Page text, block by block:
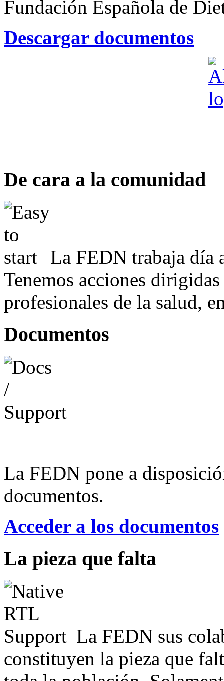
Fundación Española de
Descargar documentos
De cara a la comunidad
La FEDN trabaja día
Tenemos acciones
profesionales de la salud,
Documentos
La FEDN pone a
documentos.
Acceder a los documentos
La pieza que falta
La FEDN sus
constituyen la pieza que